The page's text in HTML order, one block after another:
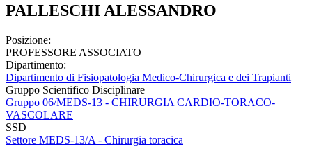
PALLESCHI ALESSANDRO
Posizione:
PROFESSORE ASSOCIATO
Dipartimento:
Dipartimento di Fisiopatologia Medico-Chirurgica e dei Trapianti
Gruppo Scientifico Disciplinare
Gruppo 06/MEDS-13 - CHIRURGIA CARDIO-TORACO-
VASCOLARE
SSD
Settore MEDS-13/A - Chirurgia toracica